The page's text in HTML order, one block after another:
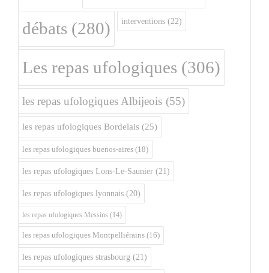
débats (280) interventions (22)
Les repas ufologiques (306)
les repas ufologiques Albijeois (55)
les repas ufologiques Bordelais (25)
les repas ufologiques buenos-aires (18)
les repas ufologiques Lons-Le-Saunier (21)
les repas ufologiques lyonnais (20)
les repas ufologiques Messins (14)
les repas ufologiques Montpelliérains (16)
les repas ufologiques strasbourg (21)